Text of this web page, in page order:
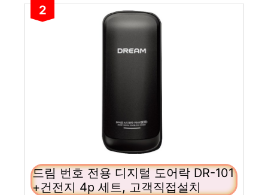
2
드림 번호 전용 디지털 도어락 DR-101
+건전지 4p 세트, 고객직접설치